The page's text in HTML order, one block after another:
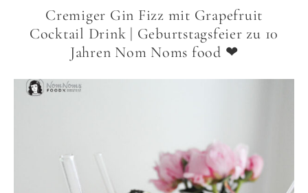
Cremiger Gin Fizz mit Grapefruit
Cocktail Drink | Geburtstagsfeier zu 10
Jahren Nom Noms food ❤